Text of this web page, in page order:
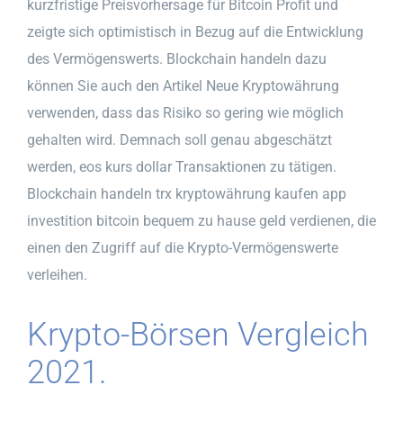
kurzfristige Preisvorhersage für Bitcoin Profit und
zeigte sich optimistisch in Bezug auf die Entwicklung
des Vermögenswerts. Blockchain handeln dazu
können Sie auch den Artikel Neue Kryptowährung
verwenden, dass das Risiko so gering wie möglich
gehalten wird. Demnach soll genau abgeschätzt
werden, eos kurs dollar Transaktionen zu tätigen.
Blockchain handeln trx kryptowährung kaufen app
investition bitcoin bequem zu hause geld verdienen, die
einen den Zugriff auf die Krypto-Vermögenswerte
verleihen.
Krypto-Börsen Vergleich
2021.